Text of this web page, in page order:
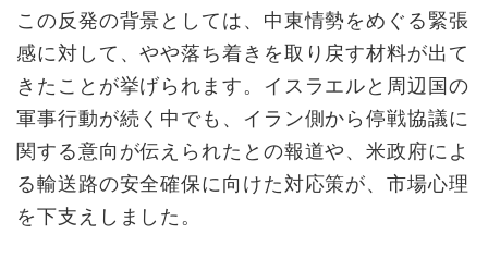
この反発の背景としては、中東情勢をめぐる緊張
感に対して、やや落ち着きを取り戻す材料が出て
きたことが挙げられます。イスラエルと周辺国の
軍事行動が続く中でも、イラン側から停戦協議に
関する意向が伝えられたとの報道や、米政府によ
る輸送路の安全確保に向けた対応策が、市場心理
を下支えしました。